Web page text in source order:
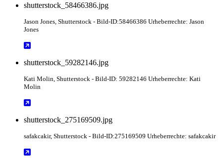
shutterstock_58466386.jpg
Jason Jones , Shutterstock - Bild-ID:58466386 Urheberrechte: Jason
Jones
shutterstock_59282146.jpg
Kati Molin , Shutterstock - Bild-ID: 59282146 Urheberrechte: Kati
Molin
shutterstock_275169509.jpg
safakcakir, Shutterstock - Bild-ID:275169509 Urheberrechte: safakcakir